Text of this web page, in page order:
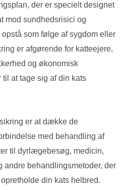
der er specielt designet
mod sundhedsrisici og
som følge af sygdom eller
er afgørende for katteejere,
og økonomisk
til at tage sig af din kats
er at dække de
med behandling af
til dyrlægebesøg, medicin,
andre behandlingsmetoder, der
din kats helbred.